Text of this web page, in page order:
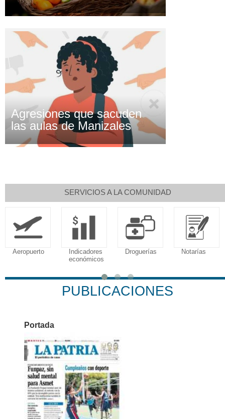
Agresiones que sacuden
las aulas de Manizales
SERVICIOS A LA COMUNIDAD
Aeropuerto
Indicadores
económicos
Droguerías Notarías
PUBLICACIONES
Portada